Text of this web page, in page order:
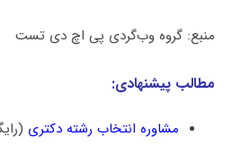
منبع: گروه وب‌گردی پی اچ دی تست
مطالب پیشنهادی:
مشاوره انتخاب رشته دکتری